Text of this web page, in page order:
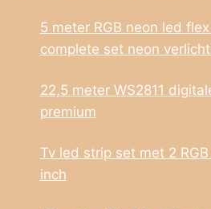
5 meter RGB neon led
complete set neon
22,5 meter WS2811
premium
Tv led strip set met 2
inch